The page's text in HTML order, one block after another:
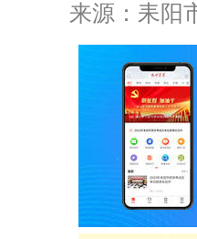
来源：耒阳